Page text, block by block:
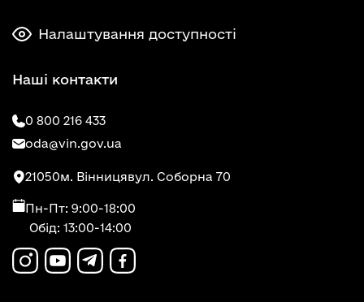
Налаштування доступності
Наші контакти
0 800 216 433
oda@vin.gov.ua
21050м. Вінницявул. Соборна 70
Пн-Пт: 9:00-18:00
Обід: 13:00-14:00